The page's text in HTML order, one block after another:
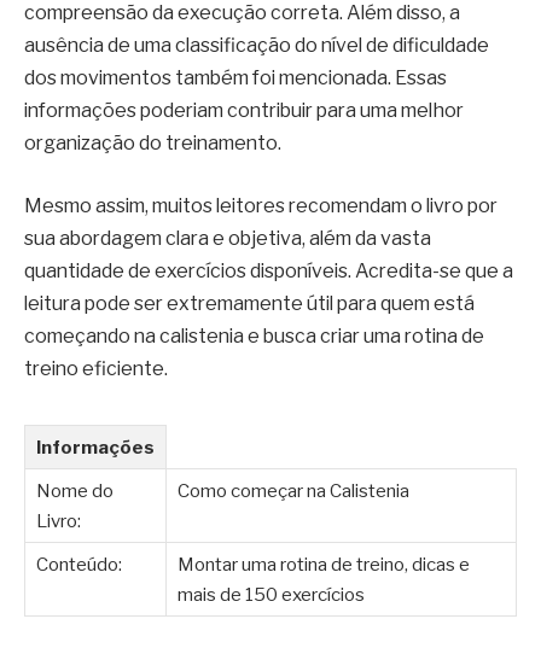
compreensão da execução correta. Além disso, a
ausência de uma classificação do nível de dificuldade
dos movimentos também foi mencionada. Essas
informações poderiam contribuir para uma melhor
organização do treinamento.
Mesmo assim, muitos leitores recomendam o livro por
sua abordagem clara e objetiva, além da vasta
quantidade de exercícios disponíveis. Acredita-se que a
leitura pode ser extremamente útil para quem está
começando na calistenia e busca criar uma rotina de
treino eficiente.
Informações
Nome do
Livro:
Como começar na Calistenia
Conteúdo:
Montar uma rotina de treino, dicas e
mais de 150 exercícios